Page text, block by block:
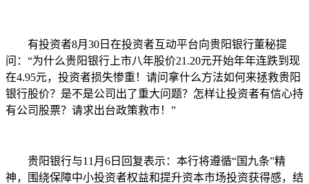
有投资者8月30日在投资者互动平台向贵阳银行董秘提
问：“为什么贵阳银行上市八年股价21.20元开始年年连跌到现
在4.95元，投资者损失惨重！请问拿什么方法如何来拯救贵阳
银行股价？是不是公司出了重大问题？怎样让投资者有信心持
有公司股票？请求出台政策救市！”
贵阳银行与11月6日回复表示：本行将遵循“国九条”精
神，围绕保障中小投资者权益和提升资本市场投资获得感，结